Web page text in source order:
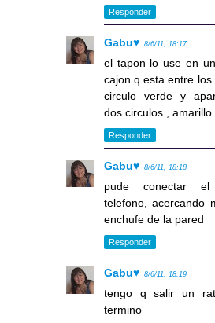
Responder
Gabu♥ 8/6/11, 18:17
el tapon lo use en
cajon q esta entre los
circulo verde y
dos circulos , amarillo
Responder
Gabu♥ 8/6/11, 18:18
pude conectar
telefono, acercando
enchufe de la pared
Responder
Gabu♥ 8/6/11, 18:19
tengo q salir un
termino